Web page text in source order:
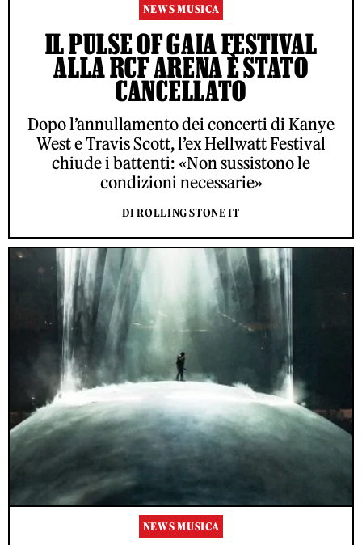
NEWS MUSICA
IL PULSE OF GAIA FESTIVAL
ALLA RCF ARENA È STATO
CANCELLATO
Dopo l’annullamento dei concerti di Kanye
West e Travis Scott, l’ex Hellwatt Festival
chiude i battenti: «Non sussistono le
condizioni necessarie»
DI ROLLING STONE IT
NEWS MUSICA